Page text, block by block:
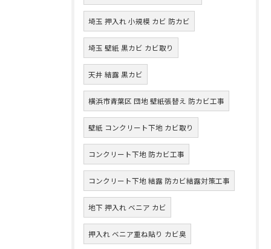
埼玉 押入れ 小規模 カビ 防カビ
埼玉 壁紙 黒カビ カビ取り
天井 結露 黒カビ
横浜市青葉区 団地 壁紙張替え 防カビ工事
壁紙 コンクリート下地 カビ取り
コンクリート下地 防カビ工事
コンクリート下地 結露 防カビ結露対策工事
地下 押入れ ベニア カビ
押入れ ベニア重ね貼り カビ臭